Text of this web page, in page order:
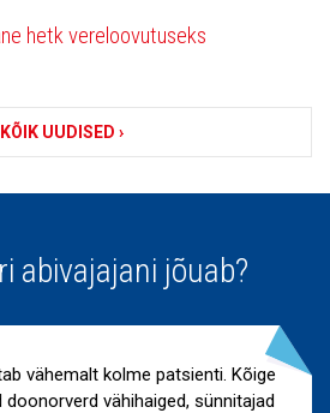
hetk vereloovutuseks
KÕIK UUDISED ›
abivajajani jõuab?
vähemalt kolme patsienti. Kõige
doonorverd vähihaiged, sünnitajad